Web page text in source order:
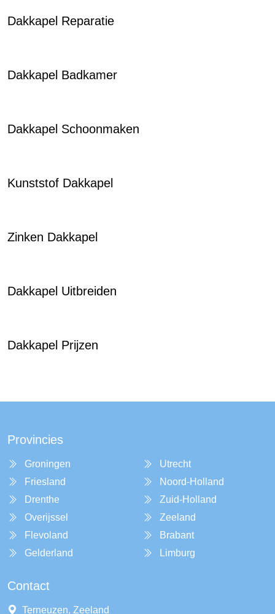
Dakkapel Reparatie
Dakkapel Badkamer
Dakkapel Schoonmaken
Kunststof Dakkapel
Zinken Dakkapel
Dakkapel Uitbreiden
Dakkapel Prijzen
Provincies
Groningen
Friesland
Drenthe
Overijssel
Flevoland
Gelderland
Utrecht
Noord-Holland
Zuid-Holland
Zeeland
Brabant
Limburg
Contact
Terneuzen, Zeeland